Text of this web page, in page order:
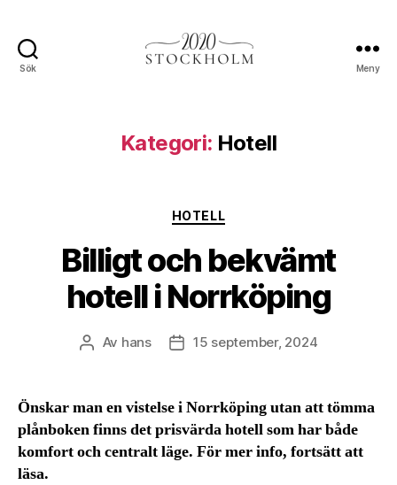
Sök Meny
Kategori: Hotell
Kategorier
HOTELL
Billigt och bekvämt
hotell i Norrköping
Inläggsförfattare
Av hans Inläggsdatum
15 september, 2024
Önskar man en vistelse i Norrköping utan att tömma
plånboken finns det prisvärda hotell som har både
komfort och centralt läge. För mer info, fortsätt att
läsa.